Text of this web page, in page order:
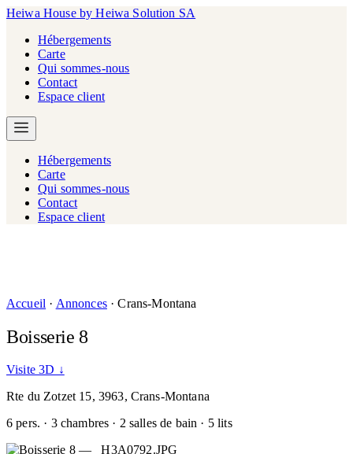
Heiwa House by Heiwa Solution SA
Hébergements
Carte
Qui sommes-nous
Contact
Espace client
Hébergements
Carte
Qui sommes-nous
Contact
Espace client
Accueil · Annonces · Crans-Montana
Boisserie 8
Visite 3D ↓
Rte du Zotzet 15, 3963, Crans-Montana
6 pers. · 3 chambres · 2 salles de bain · 5 lits